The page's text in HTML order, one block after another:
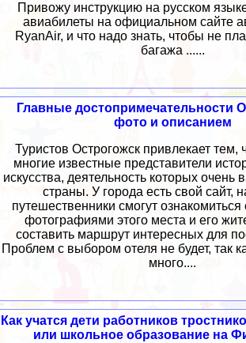
Привожу инструкцию на русском
авиабилеты на официальном сайте
RyanAir, и что надо знать, чтобы не
багажа ......
Главные достопримечательности
фото и описанием
Туристов Острогожск привлекает тем,
многие известные представители
искусства, деятельность которых
страны. У города есть свой сайт,
путешественники смогут
фотографиями этого места и его
составить маршрут интересных для
Проблем с выбором отеля не будет, так
много....
Как учатся дети работников
или школьное образование на